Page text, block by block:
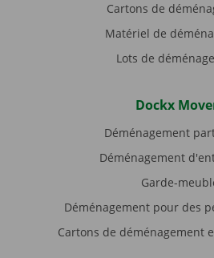
Cartons de
Matériel de
Lots de
Dockx
Déménagement
Déménagement
Garde-
Déménagement pour des
Cartons de déménagement